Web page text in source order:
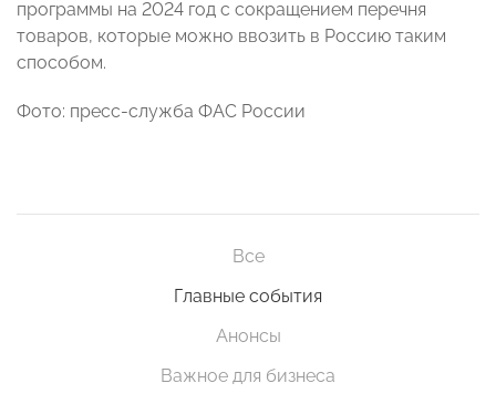
программы на 2024 год с сокращением перечня
товаров, которые можно ввозить в Россию таким
способом.
Фото: пресс-служба ФАС России
Все
Главные события
Анонсы
Важное для бизнеса